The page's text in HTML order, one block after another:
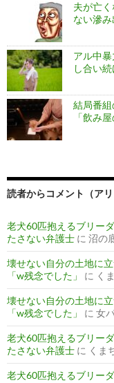
夫が亡
ない滲
アル中
し合い
結局番
「飲み
読者からコメント（アリ
老犬60匹抱えるブリー
たさない弁護士 に 沼の
壊せない自分の土地に
「w残念でした」
に く
壊せない自分の土地に
「w残念でした」
に 女
老犬60匹抱えるブリー
たさない弁護士 に くま
老犬60匹抱えるブリー